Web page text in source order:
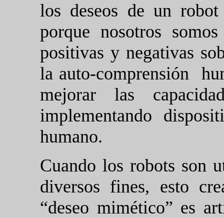
los deseos de un robot
porque nosotros
positivas y negativas
la auto-comprensión
mejorar las
implementando
humano.
Cuando los robots son
diversos fines, esto
“deseo mimético” es